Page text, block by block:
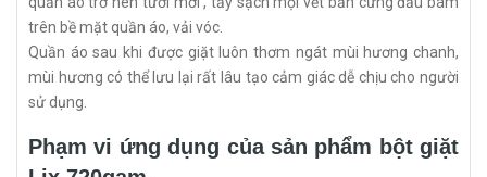
trên bề mặt quần áo, vải vóc.
Quần áo sau khi được giặt luôn thơm ngát mùi hương chanh,
mùi hương có thể lưu lại rất lâu tạo cảm giác dễ chịu cho người
sử dụng.
Phạm vi ứng dụng của sản phẩm bột giặt